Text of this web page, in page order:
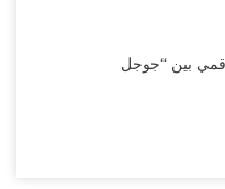
بين “جوجل